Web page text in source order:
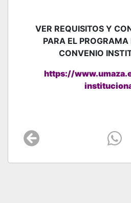
VER REQUISITOS Y
PARA EL PROGRAMA
CONVENIO
https://